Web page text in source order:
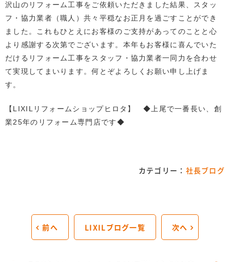
沢山のリフォーム工事をご依頼いただきました結果、スタッ
フ・協力業者（職人）共々平穏なお正月を過ごすことができ
ました。これもひとえにお客様のご支持があってのことと心
より感謝する次第でございます。本年もお客様に喜んでいた
だけるリフォーム工事をスタッフ・協力業者一同力を合わせ
て実現してまいります。何とぞよろしくお願い申し上げま
す。
【LIXILリフォームショップヒロタ】 ◆上尾で一番長い、創
業25年のリフォーム専門店です◆
カテゴリー： 社長ブログ
前へ LIXILブログ一覧 次へ